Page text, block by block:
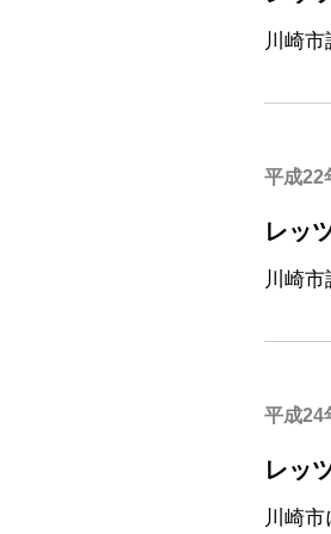
川崎市
平成22
レッ
川崎
平成24
レッ
川崎